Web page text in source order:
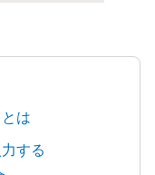
は
する